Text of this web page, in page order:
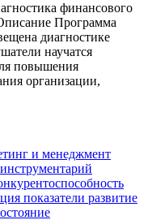
финансового
Программа
диагностике
научатся
повышения
организации,
и менеджмент
инструментарий
показатели развитие